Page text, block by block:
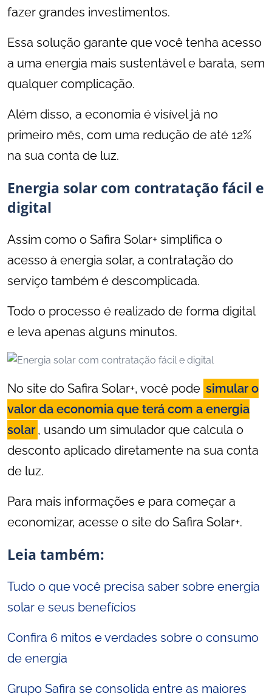
fazer grandes investimentos.
Essa solução garante que você tenha acesso
a uma energia mais sustentável e barata, sem
qualquer complicação.
Além disso, a economia é visível já no
primeiro mês, com uma redução de até 12%
na sua conta de luz.
Energia solar com contratação fácil e
digital
Assim como o Safira Solar+ simplifica o
acesso à energia solar, a contratação do
serviço também é descomplicada.
Todo o processo é realizado de forma digital
e leva apenas alguns minutos.
No site do Safira Solar+, você pode simular o
valor da economia que terá com a energia
solar , usando um simulador que calcula o
desconto aplicado diretamente na sua conta
de luz.
Para mais informações e para começar a
economizar, acesse o site do Safira Solar+.
Leia também:
Tudo o que você precisa saber sobre energia
solar e seus benefícios
Confira 6 mitos e verdades sobre o consumo
de energia
Grupo Safira se consolida entre as maiores